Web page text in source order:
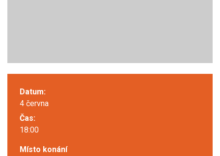
Datum:
4 června
Čas:
18:00
Místo konání